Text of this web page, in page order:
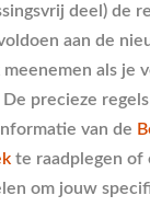
deel) de
aan de
als je
precieze
van de
te raadplegen of
om jouw